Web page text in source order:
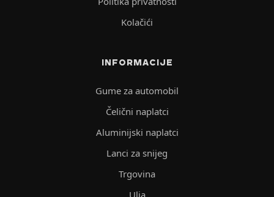
Kolačići
INFORMACIJE
Gume za automobil
Čelični naplatci
Aluminijski naplatci
Lanci za snijeg
Trgovina
Ulja